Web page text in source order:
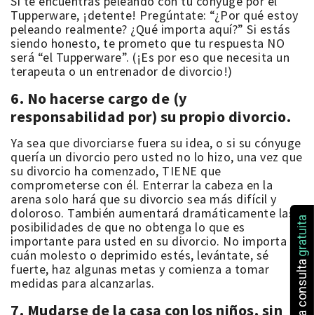
Tupperware, ¡detente! Pregúntate: “¿Por qué estoy
peleando realmente? ¿Qué importa aquí?” Si estás
siendo honesto, te prometo que tu respuesta NO
será “el Tupperware”. (¡Es por eso que necesita un
terapeuta o un entrenador de divorcio!)
6. No hacerse cargo de (y
responsabilidad por) su propio divorcio.
Ya sea que divorciarse fuera su idea, o si su cónyuge
quería un divorcio pero usted no lo hizo, una vez que
su divorcio ha comenzado, TIENE que
comprometerse con él. Enterrar la cabeza en la
arena solo hará que su divorcio sea más difícil y
doloroso. También aumentará dramáticamente las
posibilidades de que no obtenga lo que es
importante para usted en su divorcio. No importa
cuán molesto o deprimido estés, levántate, sé
fuerte, haz algunas metas y comienza a tomar
medidas para alcanzarlas.
7. Mudarse de la casa con los niños, sin
una consulta
gratuita